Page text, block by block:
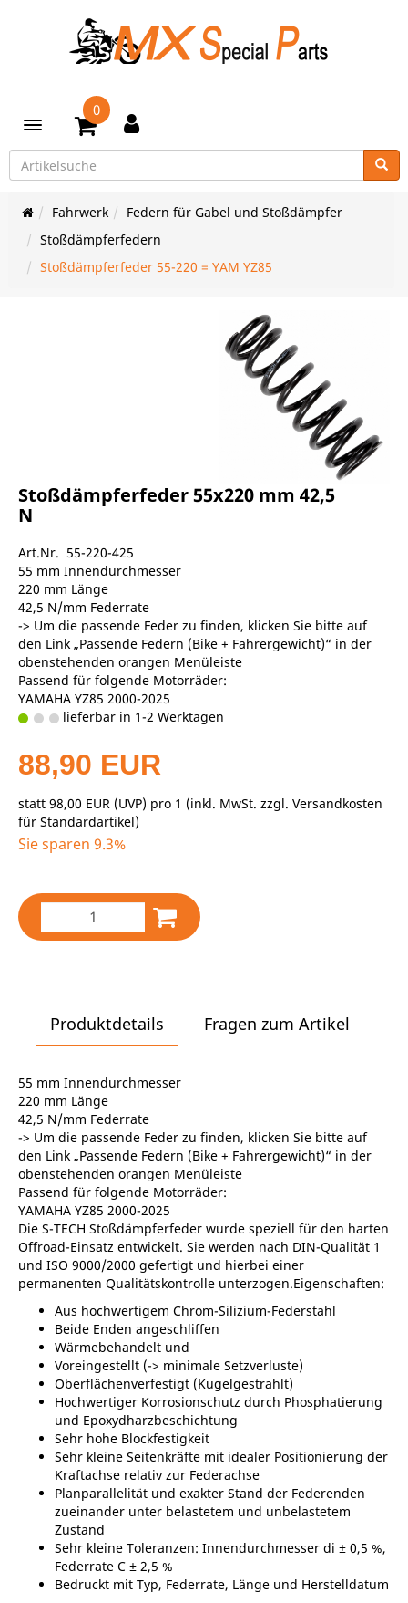
Toggle navigation
0
Fahrwerk
Federn für Gabel und Stoßdämpfer
Stoßdämpferfedern
Stoßdämpferfeder 55-220 = YAM YZ85
Stoßdämpferfeder 55x220 mm 42,5
N
Art.Nr. 55-220-425
55 mm Innendurchmesser
220 mm Länge
42,5 N/mm Federrate
-> Um die passende Feder zu finden, klicken Sie bitte auf
den Link „Passende Federn (Bike + Fahrergewicht)“ in der
obenstehenden orangen Menüleiste
Passend für folgende Motorräder:
YAMAHA YZ85 2000-2025
lieferbar in 1-2 Werktagen
88,90 EUR
statt 98,00 EUR (UVP) pro 1 (inkl. MwSt. zzgl. Versandkosten
für Standardartikel)
Sie sparen 9.3%
Produktdetails Fragen zum Artikel
55 mm Innendurchmesser
220 mm Länge
42,5 N/mm Federrate
-> Um die passende Feder zu finden, klicken Sie bitte auf
den Link „Passende Federn (Bike + Fahrergewicht)“ in der
obenstehenden orangen Menüleiste
Passend für folgende Motorräder:
YAMAHA YZ85 2000-2025
Die S-TECH Stoßdämpferfeder wurde speziell für den harten
Offroad-Einsatz entwickelt. Sie werden nach DIN-Qualität 1
und ISO 9000/2000 gefertigt und hierbei einer
permanenten Qualitätskontrolle unterzogen.Eigenschaften:
Aus hochwertigem Chrom-Silizium-Federstahl
Beide Enden angeschliffen
Wärmebehandelt und
Voreingestellt (-> minimale Setzverluste)
Oberflächenverfestigt (Kugelgestrahlt)
Hochwertiger Korrosionschutz durch Phosphatierung
und Epoxydharzbeschichtung
Sehr hohe Blockfestigkeit
Sehr kleine Seitenkräfte mit idealer Positionierung der
Kraftachse relativ zur Federachse
Planparallelität und exakter Stand der Federenden
zueinander unter belastetem und unbelastetem
Zustand
Sehr kleine Toleranzen: Innendurchmesser di ± 0,5 %,
Federrate C ± 2,5 %
Bedruckt mit Typ, Federrate, Länge und Herstelldatum